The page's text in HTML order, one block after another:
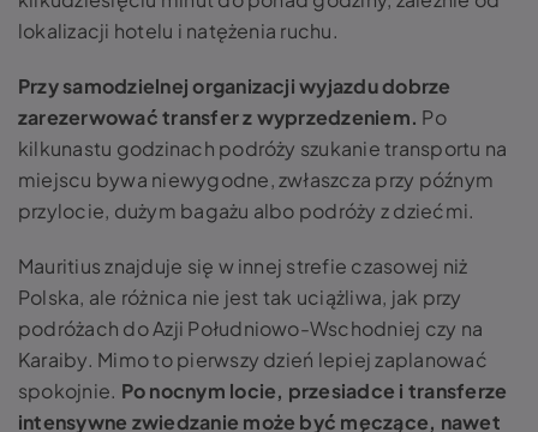
lokalizacji hotelu i natężenia ruchu.
Przy samodzielnej organizacji wyjazdu dobrze
zarezerwować transfer z wyprzedzeniem. Po
kilkunastu godzinach podróży szukanie transportu na
miejscu bywa niewygodne, zwłaszcza przy późnym
przylocie, dużym bagażu albo podróży z dziećmi.
Mauritius znajduje się w innej strefie czasowej niż
Polska, ale różnica nie jest tak uciążliwa, jak przy
podróżach do Azji Południowo-Wschodniej czy na
Karaiby. Mimo to pierwszy dzień lepiej zaplanować
spokojnie. Po nocnym locie, przesiadce i transferze
intensywne zwiedzanie może być męczące, nawet